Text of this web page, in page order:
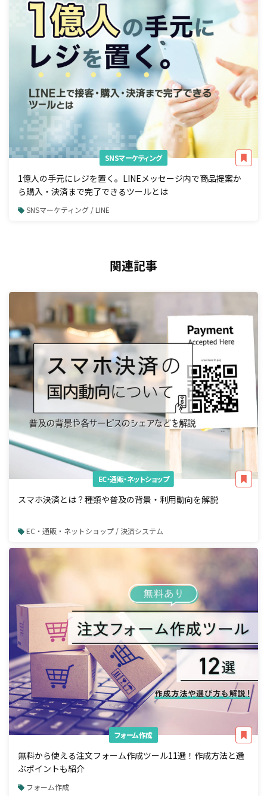
SNSマーケティング
1億人の手元にレジを置く。LINEメッセージ内で商品提案か
ら購入・決済まで完了できるツールとは
SNSマーケティング / LINE
関連記事
EC・通販・ネットショップ
スマホ決済とは？種類や普及の背景・利用動向を解説
EC・通販・ネットショップ / 決済システム
フォーム作成
無料から使える注文フォーム作成ツール11選！作成方法と選
ぶポイントも紹介
フォーム作成